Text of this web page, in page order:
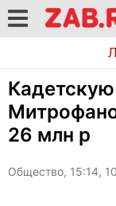
26 млн р
Общество, 15:14,